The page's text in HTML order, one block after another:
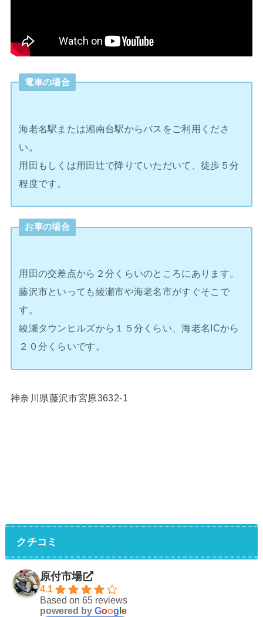
電車の場合
海老名駅または湘南台駅からバスをご利用くださ
い。
用田もしくは用田辻で降りていただいて、徒歩５分
程度です。
お車の場合
用田の交差点から２分くらいのところにあります。
藤沢市といっても綾瀬市や海老名市がすぐそこで
す。
綾瀬タウンヒルズから１５分くらい、海老名ICから
２０分くらいです。
神奈川県藤沢市宮原3632-1
クチコミ
原付市場
4.1
Based on 65 reviews
powered by Goog e